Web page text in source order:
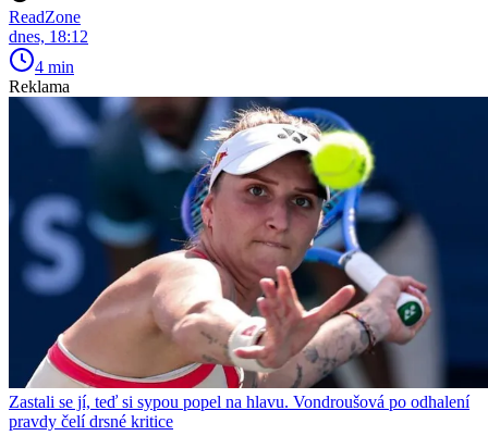
ReadZone
dnes, 18:12
4 min
Reklama
Zastali se jí, teď si sypou popel na hlavu. Vondroušová po odhalení
pravdy čelí drsné kritice